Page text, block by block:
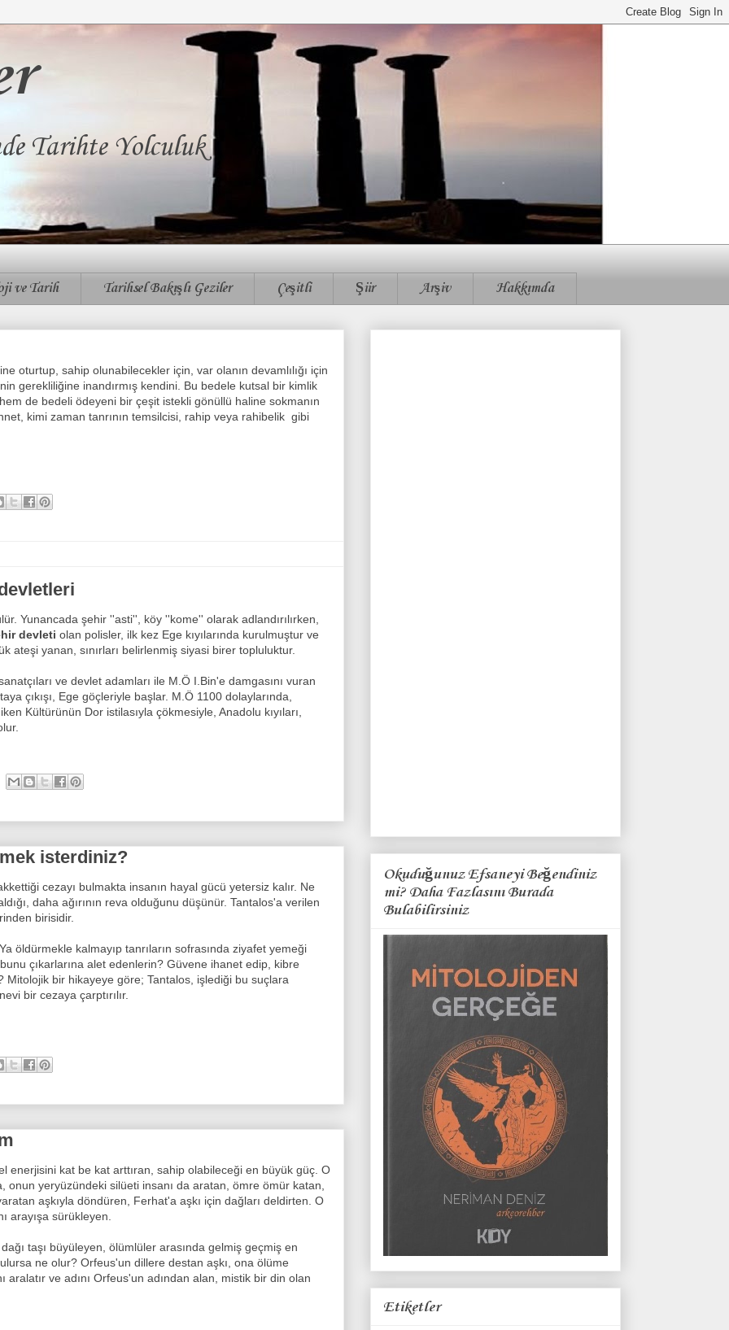
Tarihte Yolculuk
ve Tarih Tarihsel Bakışlı Geziler Çeşitli Şiir Arşiv Hakkımda
oturtup, sahip olunabilecekler için, var olanın devamlılığı için
gerekliliğine inandırmış kendini. Bu bedele kutsal bir kimlik
de bedeli ödeyeni bir çeşit istekli gönüllü haline sokmanın
kimi zaman tanrının temsilcisi, rahip veya rahibelik gibi
Yunancada şehir ''asti'', köy ''kome'' olarak adlandırılırken,
devleti olan polisler, ilk kez Ege kıyılarında kurulmuştur ve
ateşi yanan, sınırları belirlenmiş siyasi birer topluluktur.
ve devlet adamları ile M.Ö I.Bin'e damgasını vuran
çıkışı, Ege göçleriyle başlar. M.Ö 1100 dolaylarında,
Kültürünün Dor istilasıyla çökmesiyle, Anadolu kıyıları,
isterdiniz?
cezayı bulmakta insanın hayal gücü yetersiz kalır. Ne
daha ağırının reva olduğunu düşünür. Tantalos'a verilen
birisidir.
öldürmekle kalmayıp tanrıların sofrasında ziyafet yemeği
çıkarlarına alet edenlerin? Güvene ihanet edip, kibre
Mitolojik bir hikayeye göre; Tantalos, işlediği bu suçlara
bir cezaya çarptırılır.
enerjisini kat be kat arttıran, sahip olabileceği en büyük güç. O
onun yeryüzündeki silüeti insanı da aratan, ömre ömür katan,
aşkıyla döndüren, Ferhat'a aşkı için dağları deldirten. O
arayışa sürükleyen.
taşı büyüleyen, ölümlüler arasında gelmiş geçmiş en
ne olur? Orfeus'un dillere destan aşkı, ona ölüme
aralatır ve adını Orfeus'un adından alan, mistik bir din olan
Okuduğunuz Efsaneyi Beğendiniz
mi? Daha Fazlasını Burada
Bulabilirsiniz
Etiketler